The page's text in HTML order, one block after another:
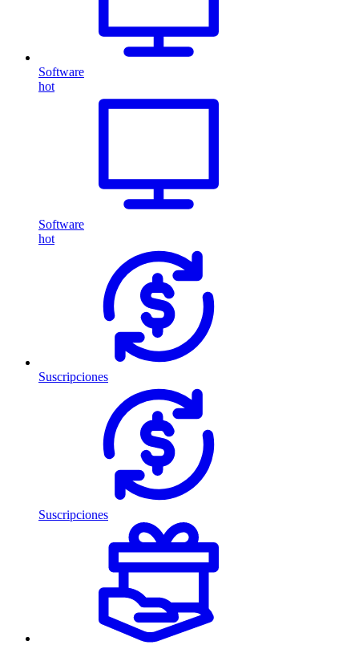
Software
hot
Software
hot
Suscripciones
Suscripciones